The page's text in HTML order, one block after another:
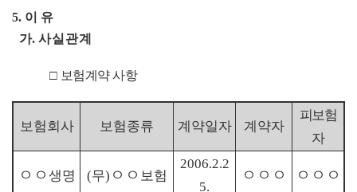
5. 이 유
가.사실관계
□ 보험계약 사항
보험회사 보험종류 계약일자 계약자
피보험
자
ㅇㅇ 생명 (무) ㅇㅇ 보험
2006.2.2
5.
ㅇㅇㅇ ㅇㅇㅇ